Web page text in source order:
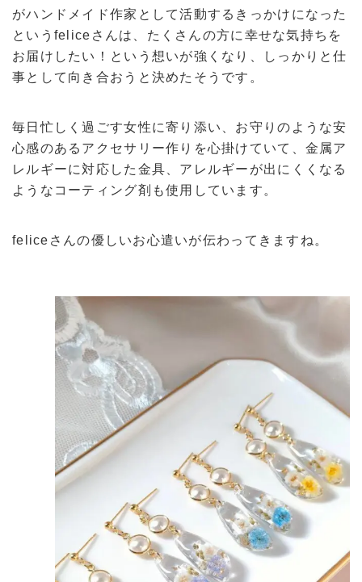
がハンドメイド作家として活動するきっかけになった
というfeliceさんは、たくさんの方に幸せな気持ちを
お届けしたい！という想いが強くなり、しっかりと仕
事として向き合おうと決めたそうです。
毎日忙しく過ごす女性に寄り添い、お守りのような安
心感のあるアクセサリー作りを心掛けていて、金属ア
レルギーに対応した金具、アレルギーが出にくくなる
ようなコーティング剤も使用しています。
feliceさんの優しいお心遣いが伝わってきますね。